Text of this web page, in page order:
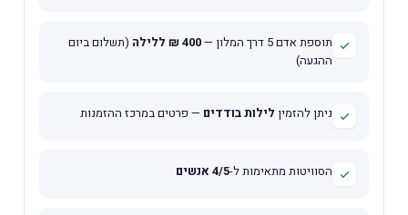
תוספת אדם 5 דרך המלון — 400 ₪ ללילה
(תשלום ביום
ההגעה)
ניתן להזמין לילות בודדים — פרטים במרכז ההזמנות
הסוויטות מתאימות ל-4/5 אנשים